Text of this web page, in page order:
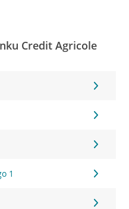
Credit Agricole
1